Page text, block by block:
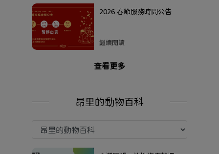
2026 春節服務時間公告
繼續閱讀
查看更多
昂里的動物百科